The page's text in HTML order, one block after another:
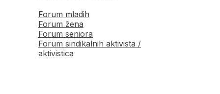
Forum mladih
Forum žena
Forum seniora
Forum sindikalnih aktivista /
aktivistica